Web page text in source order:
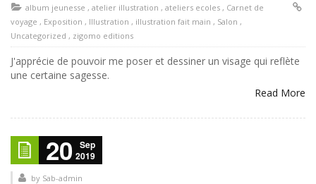
album jeunesse , atelier illustration , ateliers ecoles , Carnet de
voyage , Exposition , Illustration , illustration fait main , Salon ,
Uncategorized , zigomo editions
J'apprécie de pouvoir me poser et dessiner un visage qui reflète
une certaine sagesse.
Read More
20
Sep
2019
by Sab-admin